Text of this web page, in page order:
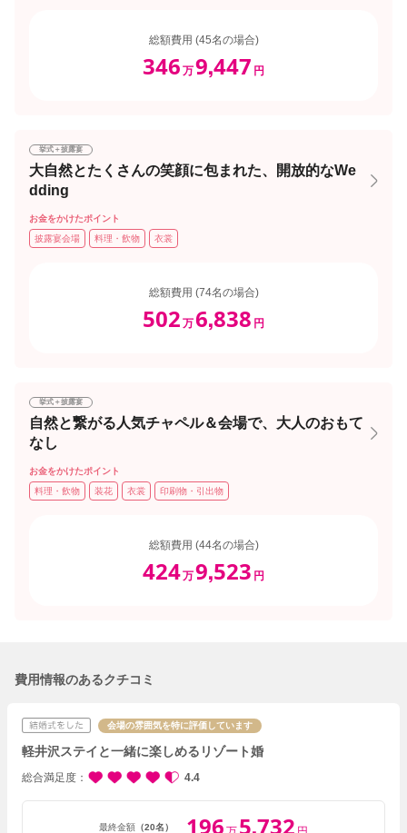
総額費用 (45名の場合)
346 万9,447 円
挙式＋披露宴
大自然とたくさんの笑顔に包まれた、開放的なWe
dding
お金をかけたポイント
披露宴会場
料理・飲物 衣裳
総額費用 (74名の場合)
502 万6,838 円
挙式＋披露宴
自然と繋がる人気チャペル＆会場で、大人のおもて
なし
お金をかけたポイント
料理・飲物
装花 衣裳 印刷物・引出物
総額費用 (44名の場合)
424万9,523 円
費用情報のあるクチコミ
会場の雰囲気を特に評価しています
軽井沢ステイと一緒に楽しめるリゾート婚
総合満足度 4.4
最終金額 （20名） 196 5,732